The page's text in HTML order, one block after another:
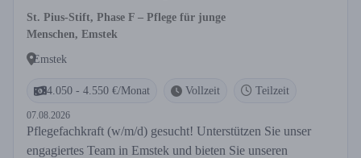
St. Pius-Stift, Phase F – Pflege für junge
Menschen, Emstek
Emstek
4.050 - 4.550 €/Monat Vollzeit Teilzeit
07.08.2026
Pflegefachkraft (w/m/d) gesucht! Unterstützen Sie unser
engagiertes Team in Emstek und bieten Sie unseren